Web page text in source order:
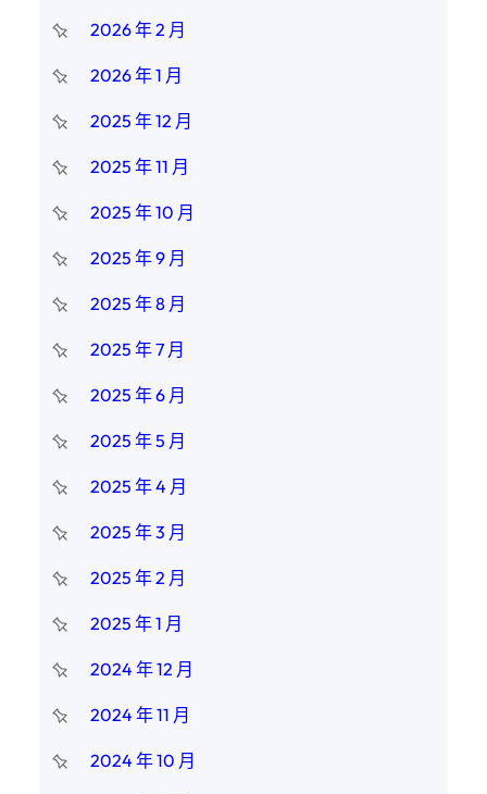
2026 年 2 月
2026 年 1 月
2025 年 12 月
2025 年 11 月
2025 年 10 月
2025 年 9 月
2025 年 8 月
2025 年 7 月
2025 年 6 月
2025 年 5 月
2025 年 4 月
2025 年 3 月
2025 年 2 月
2025 年 1 月
2024 年 12 月
2024 年 11 月
2024 年 10 月